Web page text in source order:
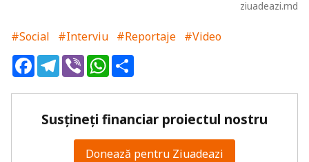
ziuadeazi.md
#Social #Interviu #Reportaje #Video
FacebookTelegram
ViberWhatsApp
Susțineți financiar proiectul nostru
Donează pentru Ziuadeazi